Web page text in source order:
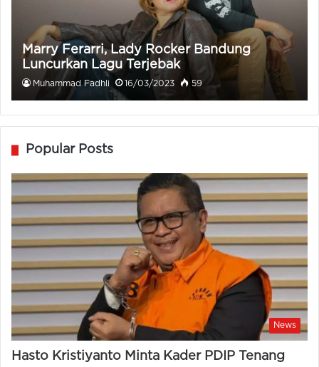
Marry Ferarri, Lady Rocker Bandung
Luncurkan Lagu Terjebak
Muhammad Fadhli 16/03/2023 59
Popular Posts
News
Hasto Kristiyanto Minta Kader PDIP Tenang